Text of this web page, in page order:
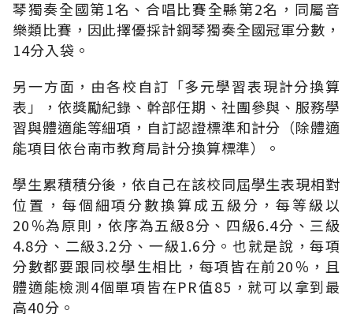
琴獨奏全國第1名、合唱比賽全縣第2名，同屬音
樂類比賽，因此擇優採計鋼琴獨奏全國冠軍分數，
14分入袋。
另一方面，由各校自訂「多元學習表現計分換算
表」，依獎勵紀錄、幹部任期、社團參與、服務學
習與體適能等細項，自訂認證標準和計分（除體適
能項目依台南市教育局計分換算標準）。
學生累積積分後，依自己在該校同屆學生表現相對
位置，每個細項分數換算成五級分，每等級以
20％為原則，依序為五級8分、四級6.4分、三級
4.8分、二級3.2分、一級1.6分。也就是說，每項
分數都要跟同校學生相比，每項皆在前20％，且
體適能檢測4個單項皆在PR值85，就可以拿到最
高40分。